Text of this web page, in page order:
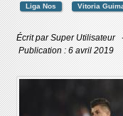
Liga Nos Vitoria
Écrit parSuper Utilisateur
Publication : 6 avril 2019